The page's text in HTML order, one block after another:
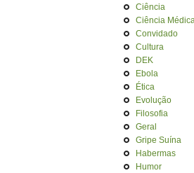
Ciência
Ciência
Convidado
Cultura
DEK
Ebola
Ética
Evolução
Filosofia
Geral
Gripe Suína
Habermas
Humor